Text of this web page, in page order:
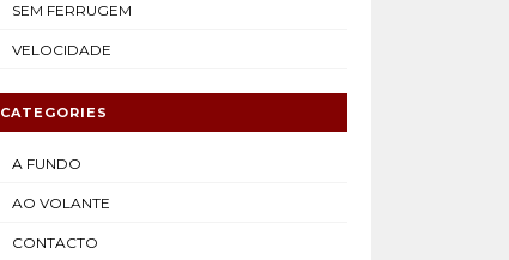
SEM FERRUGEM
VELOCIDADE
CATEGORIES
A FUNDO
AO VOLANTE
CONTACTO